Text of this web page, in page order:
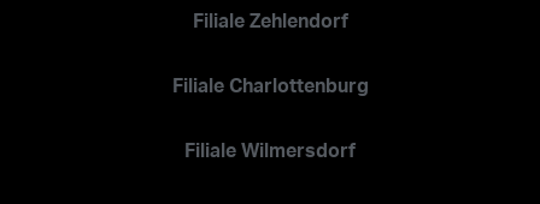
Filiale Zehlendorf
Filiale Charlottenburg
Filiale Wilmersdorf